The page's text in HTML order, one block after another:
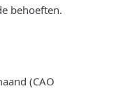
behoeften.
(CAO